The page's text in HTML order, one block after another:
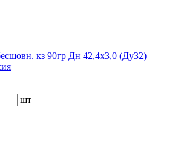
кз 90гр Дн 42,4х3,0 (Ду32)
шт